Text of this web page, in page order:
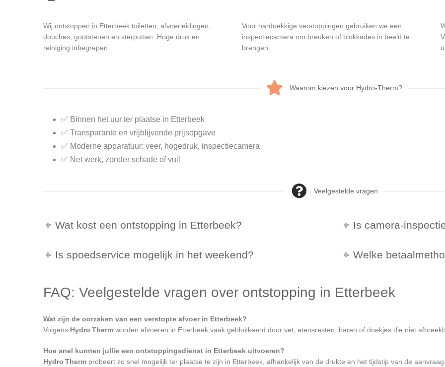
Wij ontstoppen in Etterbeek toiletten, afvoerleidingen,
douches, gootstenen en sterputten. Hoge druk en
reiniging inbegrepen.
Voor hardnekkige verstoppingen gebruiken we een
inspectiecamera om breuken of blokkades in beeld te
brengen.
Waarom kiezen voor Hydro-Therm?
✅ Binnen het uur ter plaatse in Etterbeek
✅ Transparante en vrijblijvende prijsopgave
✅ Moderne apparatuur: veer, hogedruk, inspectiecamera
✅ Net werk, zonder schade of vuil
Veelgestelde vragen
Wat kost een ontstopping in Etterbeek?
Is spoedservice mogelijk in het weekend?
Is camera-
Welke
FAQ: Veelgestelde vragen over ontstopping in Etterbeek
Wat zijn de oorzaken van een verstopte afvoer in Etterbeek?
Volgens Hydro Therm worden afvoeren in Etterbeek vaak geblokkeerd door vet, etensresten, haren of doekjes die niet
Hoe snel kunnen jullie een ontstoppingsdienst in Etterbeek uitvoeren?
Hydro Therm probeert zo snel mogelijk ter plaatse te zijn in Etterbeek, afhankelijk van de drukte en het tijdstip van de aanvraag.